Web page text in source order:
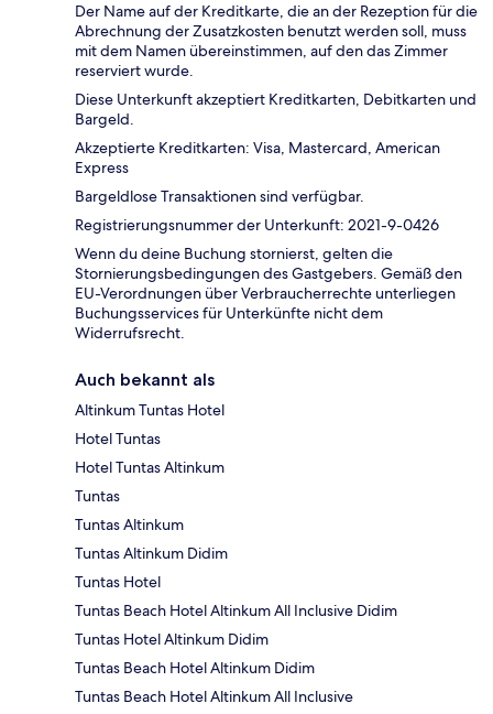
Der Name auf der Kreditkarte, die an der Rezeption für die
Abrechnung der Zusatzkosten benutzt werden soll, muss
mit dem Namen übereinstimmen, auf den das Zimmer
reserviert wurde.
Diese Unterkunft akzeptiert Kreditkarten, Debitkarten und
Bargeld.
Akzeptierte Kreditkarten: Visa, Mastercard, American
Express
Bargeldlose Transaktionen sind verfügbar.
Registrierungsnummer der Unterkunft: 2021-9-0426
Wenn du deine Buchung stornierst, gelten die
Stornierungsbedingungen des Gastgebers. Gemäß den
EU-Verordnungen über Verbraucherrechte unterliegen
Buchungsservices für Unterkünfte nicht dem
Widerrufsrecht.
Auch bekannt als
Altinkum Tuntas Hotel
Hotel Tuntas
Hotel Tuntas Altinkum
Tuntas
Tuntas Altinkum
Tuntas Altinkum Didim
Tuntas Hotel
Tuntas Beach Hotel Altinkum All Inclusive Didim
Tuntas Hotel Altinkum Didim
Tuntas Beach Hotel Altinkum Didim
Tuntas Beach Hotel Altinkum All Inclusive